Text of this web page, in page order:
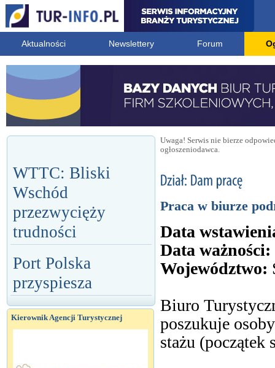
Aktualności Newslettery Forum
WTTC: Bliski
Wschód
przezwycięży
trudności
Port Polska
przyspiesza
Kierownik Agencji Turystycznej
Uwaga! Serwis nie bierze
ogłoszeniodawca.
Praca w biurze
Data
Data ważności:
Województwo:
Biuro
poszukuje
stażu (początek